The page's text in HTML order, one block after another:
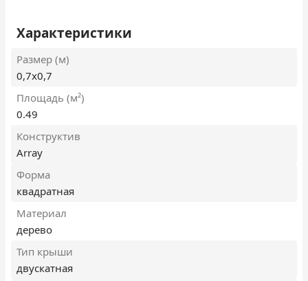
Характеристики
Размер (м)
0,7х0,7
Площадь (м²)
0.49
Конструктив
Array
Форма
квадратная
Материал
дерево
Тип крыши
двускатная